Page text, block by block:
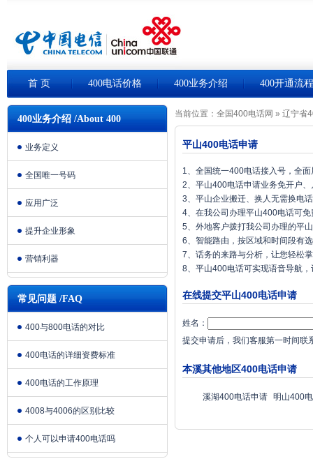
首 页 400电话价格 400业务介绍 400开通流程
400业务介绍 /About 400
业务定义
全国唯一号码
应用广泛
提升企业形象
营销利器
常见问题 /FAQ
400与800电话的对比
400电话的详细资费标准
400电话的工作原理
4008与4006的区别比较
个人可以申请400电话吗
当前位置： 全国400电话网 » 辽宁省
平山400电话申请
1、全国统一400电话接入号，全
2、平山400电话申请业务免开户
3、平山企业搬迁、换人无需换电
4、在我公司办理平山400电话可
5、外地客户拨打我公司办理的平
6、智能路由，按区域和时间段有
7、话务的来路与分析，让您轻松
8、平山400电话可实现语音导航
在线提交平山400电话申请
姓名：
提交申请后，我们客服第一时间联
本溪其他地区400电话申请
溪湖400电话申请 明山400